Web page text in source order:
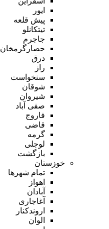
ایور
پیش قلعه
تیتکانلو
جاجرم
حصارگرمخان
درق
راز
سنخواست
شوقان
شیروان
صفی آباد
فاروج
قاضی
گرمه
لوجلی
بازگشت
خوزستان
تمام شهر‌ها
اهواز
آبادان
آغاجاری
اروندکنار
الوان